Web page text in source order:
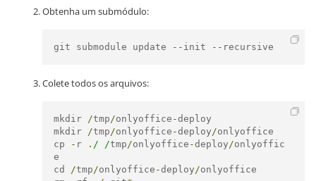
Obtenha um submódulo:
git submodule update -- init -- recursive
Colete todos os arquivos:
mkdir /tmp /onlyoffice -deploy
mkdir
/tmp /onlyoffice -deploy /onlyoffice
cp
- r . / /tmp /onlyoffice -deploy /onlyoffic
e
cd
/tmp /onlyoffice -deploy /onlyoffice